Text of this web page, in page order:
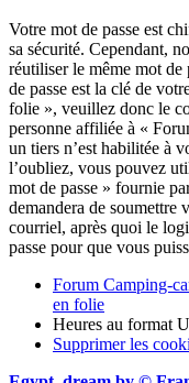
Votre mot de passe est
sa sécurité. Cependant,
réutiliser le même mot de
de passe est la clé de
folie », veuillez donc le
personne affiliée à «
un tiers n’est habilitée à
l’oubliez, vous pouvez
mot de passe » fournie
demandera de soumettre
courriel, après quoi le
passe pour que vous
Forum Camping-
en folie
Heures au format
Supprimer les